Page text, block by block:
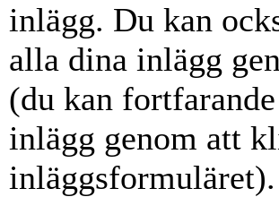
inlägg. Du kan
alla dina inlägg
(du kan
inlägg genom att
inläggsformuläret).